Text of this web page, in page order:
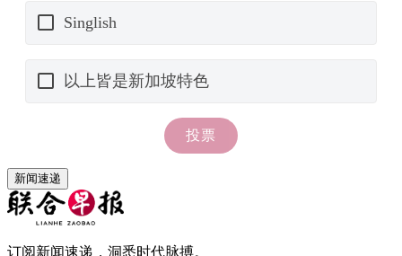
新闻速递
订阅新闻速递，洞悉时代脉搏。